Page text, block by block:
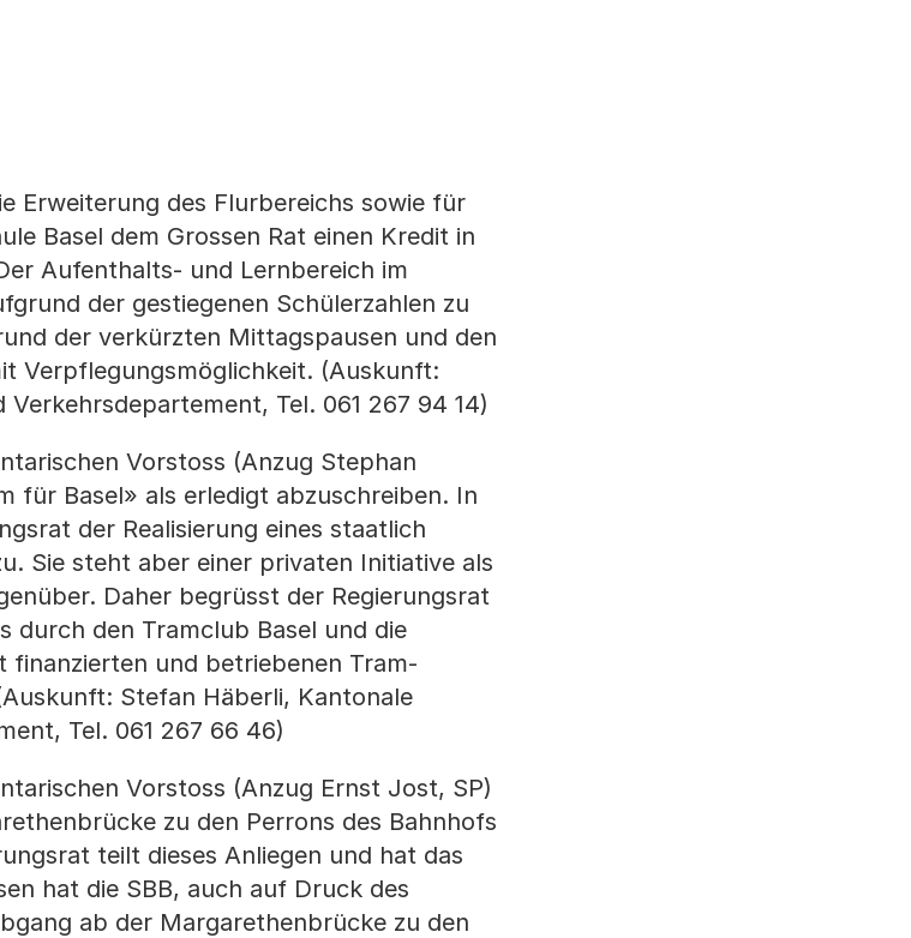
Erweiterung des Flurbereichs sowie für
Basel dem Grossen Rat einen Kredit in
Aufenthalts- und Lernbereich im
der gestiegenen Schülerzahlen zu
der verkürzten Mittagspausen und den
Verpflegungsmöglichkeit. (Auskunft:
Tel. 061 267 94 14)
Vorstoss (Anzug Stephan
für Basel» als erledigt abzuschreiben. In
der Realisierung eines staatlich
Sie steht aber einer privaten Initiative als
Daher begrüsst der Regierungsrat
durch den Tramclub Basel und die
finanzierten und betriebenen Tram-
Stefan Häberli, Kantonale
Tel. 061 267 66 46)
Vorstoss (Anzug Ernst Jost, SP)
zu den Perrons des Bahnhofs
teilt dieses Anliegen und hat das
hat die SBB, auch auf Druck des
ab der Margarethenbrücke zu den